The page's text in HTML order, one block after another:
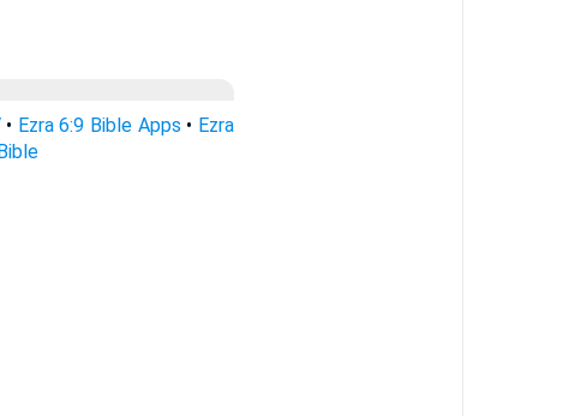
• Ezra 6:9 Bible Apps • Ezra